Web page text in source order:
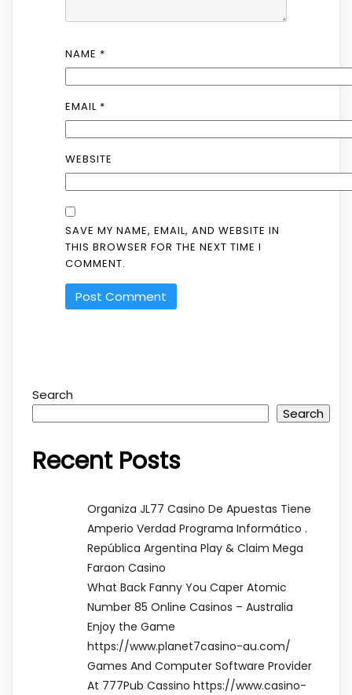
NAME *
EMAIL *
WEBSITE
SAVE MY NAME, EMAIL, AND WEBSITE IN
THIS BROWSER FOR THE NEXT TIME I
COMMENT.
Search
Search
Recent Posts
Organiza JL77 Casino De Apuestas Tiene
Amperio Verdad Programa Informático .
República Argentina Play & Claim Mega
Faraon Casino
What Back Fanny You Caper Atomic
Number 85 Online Casinos – Australia
Enjoy the Game
https://www.planet7casino-au.com/
Games And Computer Software Provider
At 777Pub Cassino https://www.casino-